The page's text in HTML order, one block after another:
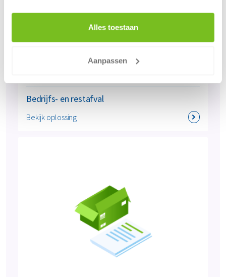
Alles toestaan
Aanpassen
Bedrijfs- en restafval
Bekijk oplossing